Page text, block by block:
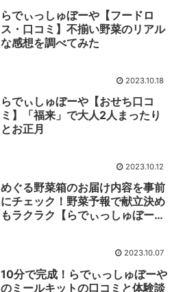
らでぃっしゅぼーや【フードロ
ス・口コミ】不揃い野菜のリアル
な感想を調べてみた
2023.10.18
らでぃしゅぼーや【おせち口コ
ミ】「福来」で大人2人まったり
とお正月
2023.10.12
めぐる野菜箱のお届け内容を事前
にチェック！野菜予報で献立決め
もラクラク【らでぃっしゅぼー
2023.10.07
10分で完成！らでぃっしゅぼーや
のミールキットの口コミと体験談